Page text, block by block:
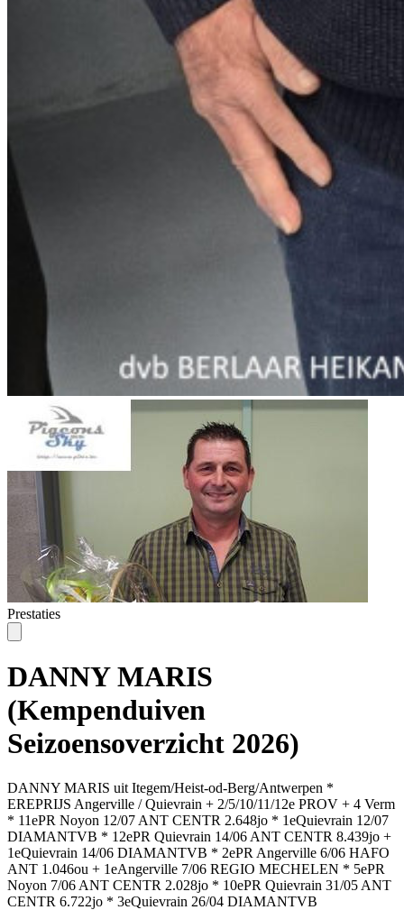
Prestaties
DANNY MARIS
(Kempenduiven
Seizoensoverzicht 2026)
DANNY MARIS uit Itegem/Heist-od-Berg/Antwerpen *
EREPRIJS Angerville / Quievrain + 2/5/10/11/12e PROV + 4 Verm
* 11ePR Noyon 12/07 ANT CENTR 2.648jo * 1eQuievrain 12/07
DIAMANTVB * 12ePR Quievrain 14/06 ANT CENTR 8.439jo +
1eQuievrain 14/06 DIAMANTVB * 2ePR Angerville 6/06 HAFO
ANT 1.046ou + 1eAngerville 7/06 REGIO MECHELEN * 5ePR
Noyon 7/06 ANT CENTR 2.028jo * 10ePR Quievrain 31/05 ANT
CENTR 6.722jo * 3eQuievrain 26/04 DIAMANTVB